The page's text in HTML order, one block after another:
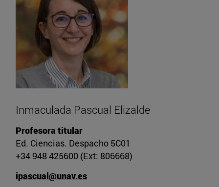
Inmaculada Pascual Elizalde
Profesora titular
Ed. Ciencias. Despacho 5C01
+34 948 425600 (Ext: 806668)
ipascual@unav.es